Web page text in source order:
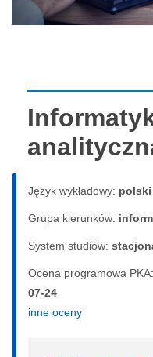
Język wykładowy: polski
Grupa kierunków:
System studiów:
Ocena programowa PKA:
07-24
inne oceny